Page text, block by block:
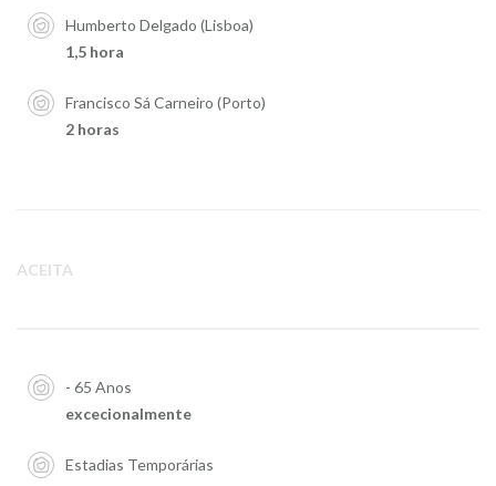
Humberto Delgado (Lisboa)
1,5 hora
Francisco Sá Carneiro (Porto)
2 horas
ACEITA
- 65 Anos
excecionalmente
Estadias Temporárias